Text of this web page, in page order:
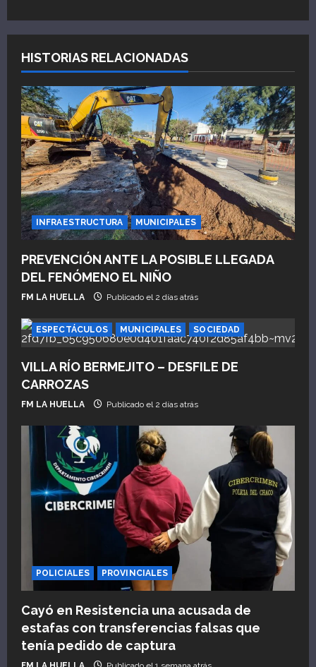
a
i
ó
n
d
e
e
n
t
r
a
d
a
s
HISTORIAS RELACIONADAS
INFRAESTRUCTURA MUNICIPALES
PREVENCIÓN ANTE LA POSIBLE LLEGADA
DEL FENÓMENO EL NIÑO
FM LA HUELLA Publicado el 2 días atrás
ESPECTÁCULOS MUNICIPALES SOCIEDAD
VILLA RÍO BERMEJITO – DESFILE DE
CARROZAS
FM LA HUELLA Publicado el 2 días atrás
POLICIALES PROVINCIALES
Cayó en Resistencia una acusada de
estafas con transferencias falsas que
tenía pedido de captura